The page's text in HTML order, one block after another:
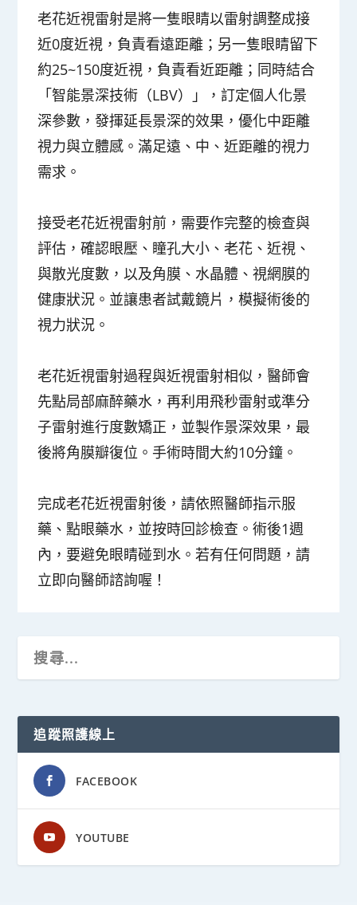
老花近視雷射是將一隻眼睛以雷射調整成接
近0度近視，負責看遠距離；另一隻眼睛留下
約25~150度近視，負責看近距離；同時結合
「智能景深技術（LBV）」，訂定個人化景
深參數，發揮延長景深的效果，優化中距離
視力與立體感。滿足遠、中、近距離的視力
需求。
接受老花近視雷射前，需要作完整的檢查與
評估，確認眼壓、瞳孔大小、老花、近視、
與散光度數，以及角膜、水晶體、視網膜的
健康狀況。並讓患者試戴鏡片，模擬術後的
視力狀況。
老花近視雷射過程與近視雷射相似，醫師會
先點局部麻醉藥水，再利用飛秒雷射或準分
子雷射進行度數矯正，並製作景深效果，最
後將角膜瓣復位。手術時間大約10分鐘。
完成老花近視雷射後，請依照醫師指示服
藥、點眼藥水，並按時回診檢查。術後1週
內，要避免眼睛碰到水。若有任何問題，請
立即向醫師諮詢喔！
追蹤照護線上
FACEBOOK
YOUTUBE